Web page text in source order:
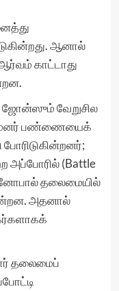
ஆனால்
காட்டாது
வேறுசில
பண்ணையைக்
அப்போரில் (Battle
தலைமையில்
அதனால்
தலைமைப்